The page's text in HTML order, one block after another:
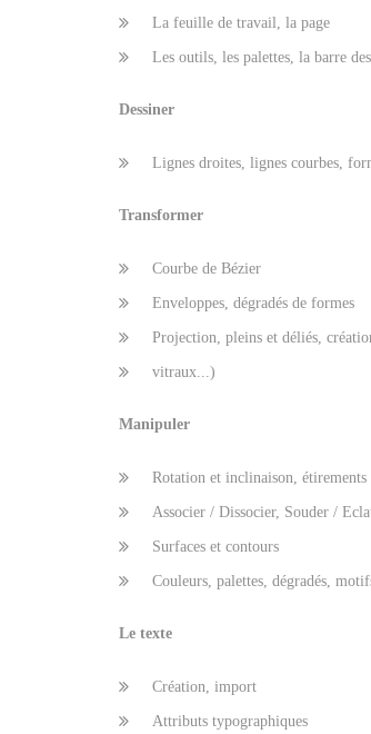
La feuille de travail, la page
Les outils, les palettes, la barre
Dessiner
Lignes droites, lignes courbes,
Transformer
Courbe de Bézier
Enveloppes, dégradés de formes
Projection, pleins et déliés,
vitraux...)
Manipuler
Rotation et inclinaison,
Associer / Dissocier, Souder /
Surfaces et contours
Couleurs, palettes, dégradés,
Le texte
Création, import
Attributs typographiques